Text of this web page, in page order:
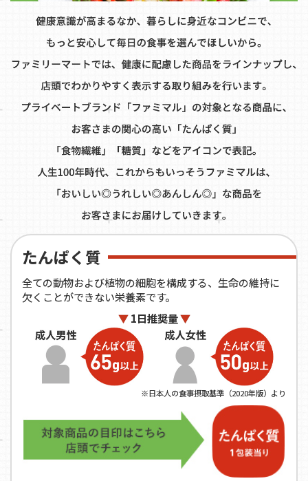
たんぱく質
全ての動物および植物の細胞を構成する、生命の維持に
欠くことができない栄養素です。
1日推奨量
※日本人の食事摂取基準（2020年版）より